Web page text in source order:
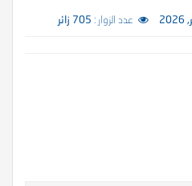
عدد الزوار : 705 زائر